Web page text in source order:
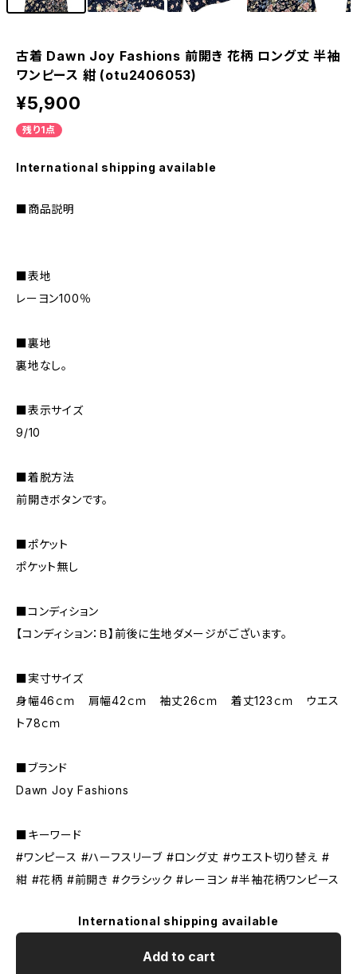
古着 Dawn Joy Fashions 前開き 花柄 ロング丈 半袖
ワンピース 紺 (otu2406053)
¥5,900
残り1点
International shipping available
■商品説明
■表地
レーヨン100％
■裏地
裏地なし。
■表示サイズ
9/10
■着脱方法
前開きボタンです。
■ポケット
ポケット無し
■コンディション
【コンディション：Ｂ】前後に生地ダメージがございます。
■実寸サイズ
身幅46ｃｍ 肩幅42ｃｍ 袖丈26ｃｍ 着丈123ｃｍ ウエス
ト78ｃｍ
■ブランド
Dawn Joy Fashions
■キーワード
#ワンピース #ハーフスリーブ #ロング丈 #ウエスト切り替え #
紺 #花柄 #前開き #クラシック #レーヨン #半袖花柄ワンピース
International shipping available
Add to cart